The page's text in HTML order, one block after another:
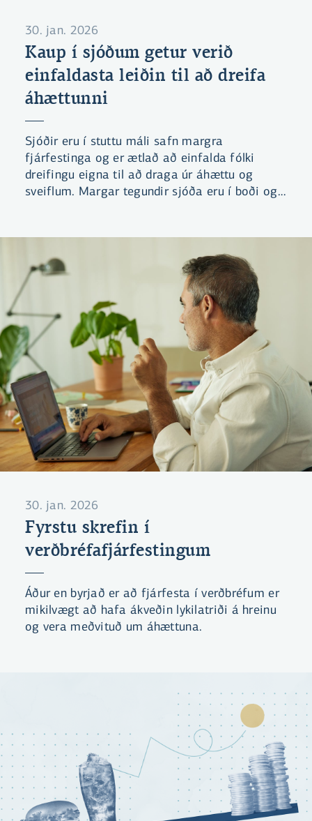
30. jan. 2026
Kaup í sjóðum getur verið
einfaldasta leiðin til að dreifa
áhættunni
Sjóðir eru í stuttu máli safn margra
fjárfestinga og er ætlað að einfalda fólki
dreifingu eigna til að draga úr áhættu og
sveiflum. Margar tegundir sjóða eru í boði og
eða sérhæfa sig í tilteknum atvinnugreinum
eða hugmyndafræði, s.s. sjálfbærni.
30. jan. 2026
Fyrstu skrefin í
verðbréfafjárfestingum
Áður en byrjað er að fjárfesta í verðbréfum er
mikilvægt að hafa ákveðin lykilatriði á hreinu
og vera meðvituð um áhættuna.